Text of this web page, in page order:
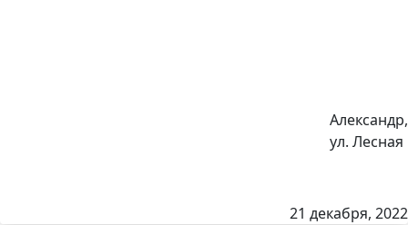
Александр,
ул. Лесная
21 декабря, 2022